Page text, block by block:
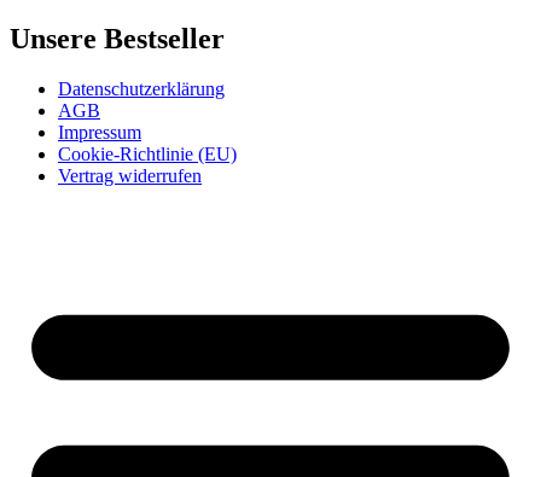
Unsere Bestseller
Datenschutzerklärung
AGB
Impressum
Cookie-Richtlinie (EU)
Vertrag widerrufen